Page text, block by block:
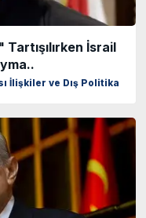
İsrail
İlişkiler ve Dış Politika